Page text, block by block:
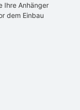
Ihre Anhänger
dem Einbau